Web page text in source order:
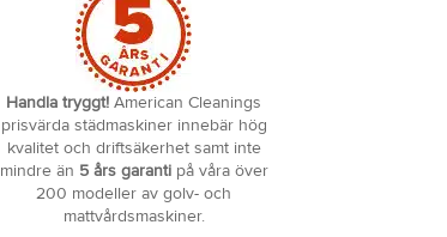
Handla tryggt! American Cleanings
prisvärda städmaskiner innebär hög
kvalitet och driftsäkerhet samt inte
mindre än 5 års garantipå våra över
200 modeller av golv- och
mattvårdsmaskiner.